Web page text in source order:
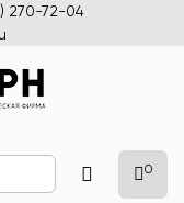
270-72-04
0